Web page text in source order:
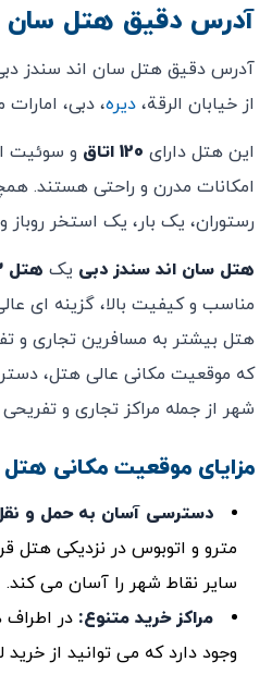
آدرس دقیق هتل سان
آدرس دقیق هتل سان اند سندز دبی
از خیابان الرقة، دیره، دبی،
این هتل دارای 120 اتاق
و سوئیت
امکانات مدرن و راحتی هستند.
رستوران، یک بار، یک استخر
هتل سان اند سندز دبی یک هتل 3 ستاره
مناسب و کیفیت بالا، گزینه ای
هتل بیشتر به مسافرین تجاری و
که موقعیت مکانی عالی هتل،
شهر از جمله مراکز تجاری و
مزایای موقعیت مکانی
دسترسی آسان به حمل و
مترو و اتوبوس در نزدیکی هتل
سایر نقاط شهر را آسان می ‌کند.
مراکز خرید متنوع: در اطراف
وجود دارد که می‌ توانید از خرید